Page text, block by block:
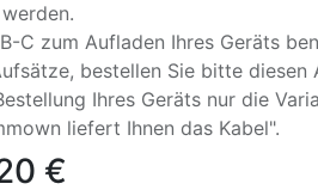
C zum Aufladen Ihres Geräts
bestellen Sie bitte diesen
Ihres Geräts nur die
liefert Ihnen das Kabel".
€